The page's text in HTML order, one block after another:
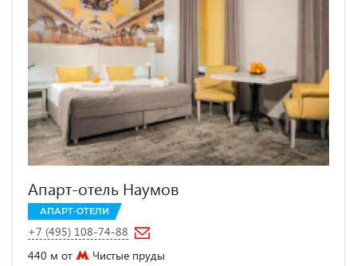
Апарт-отель Наумов
АПАРТ-ОТЕЛИ
+7 (495) 108-74-88
440 м от
Чистые пруды